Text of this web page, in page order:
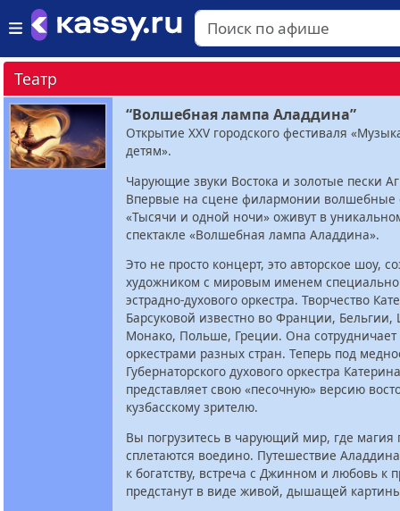
Театр
“Волшебная лампа Аладдина”
Открытие XXV городского фестиваля
детям».
Чарующие звуки Востока и золотые пески
Впервые на сцене филармонии волшебные
«Тысячи и одной ночи» оживут в
спектакле «Волшебная лампа Аладдина».
Это не просто концерт, это авторское шоу,
художником с мировым именем
эстрадно-духового оркестра. Творчество
Барсуковой известно во Франции,
Монако, Польше, Греции. Она
оркестрами разных стран. Теперь под
Губернаторского духового оркестра Катерина
представляет свою «песочную» версию
кузбасскому зрителю.
Вы погрузитесь в чарующий мир, где магия
сплетаются воедино. Путешествие
к богатству, встреча с Джинном и любовь к
предстанут в виде живой, дышащей